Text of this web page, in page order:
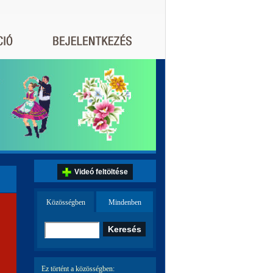
Videó feltöltése
Közösségben Mindenben
Ez történt a közösségben: